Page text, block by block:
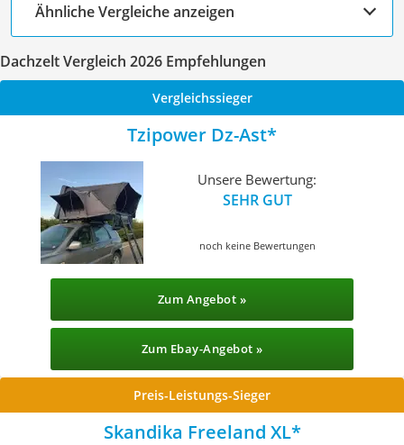
Ähnliche Vergleiche anzeigen
Dachzelt Vergleich 2026 Empfehlungen
Vergleichssieger
Tzipower Dz-Ast
Unsere Bewertung:
SEHR GUT
noch keine Bewertungen
Zum Angebot »
Zum Ebay-Angebot »
Preis-Leistungs-Sieger
Skandika Freeland XL